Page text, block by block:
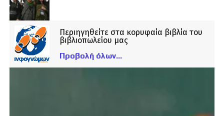
Περιηγηθείτε στα κορυφαία βιβλία του
βιβλιοπωλείου μας
Προβολή όλων